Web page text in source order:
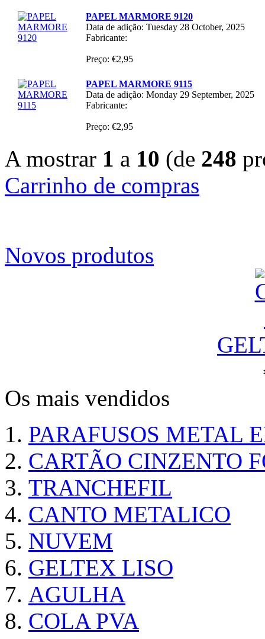
PAPEL MARMORE 9120
Data de adição: Tuesday 28 October, 2025
Fabricante:
Preço: €2,95
PAPEL MARMORE 9115
Data de adição: Monday 29 September, 2025
Fabricante:
Preço: €2,95
A mostrar 1 a 10 (de 248
Carrinho de compras
Novos produtos
Os mais vendidos
PARAFUSOS METAL
CARTÃO CINZENTO
TRANCHEFIL
CANTO METALICO
NUVEM
GELTEX LISO
AGULHA
COLA PVA